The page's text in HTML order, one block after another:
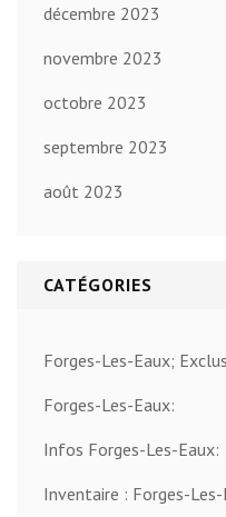
décembre 2023
novembre 2023
octobre 2023
septembre 2023
août 2023
CATÉGORIES
Forges-Les-Eaux;
Forges-Les-Eaux:
Infos Forges-Les-Eaux:
Inventaire : Forges-Les-